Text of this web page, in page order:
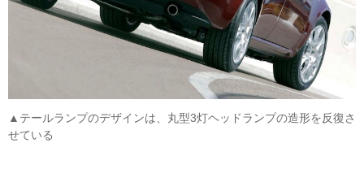
▲テールランプのデザインは、丸型3灯ヘッドランプの造形を反復さ
せている